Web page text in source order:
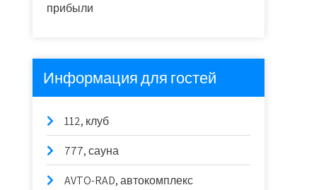
прибыли
Информация для гостей
112, клуб
777, сауна
AVTO-RAD, автокомплекс